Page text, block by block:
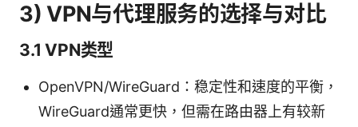
3) VPN与代理服务的选择与对比
3.1 VPN类型
OpenVPN/WireGuard：稳定性和速度的平衡，
WireGuard通常更快，但需在路由器上有较新